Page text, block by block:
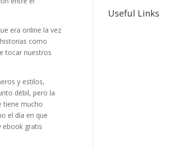
era online la vez
como
tocar nuestros
y estilos,
débil, pero la
tiene mucho
el día en que
ebook gratis
Useful Links